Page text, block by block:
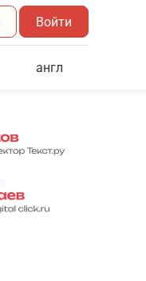
Войти
англ